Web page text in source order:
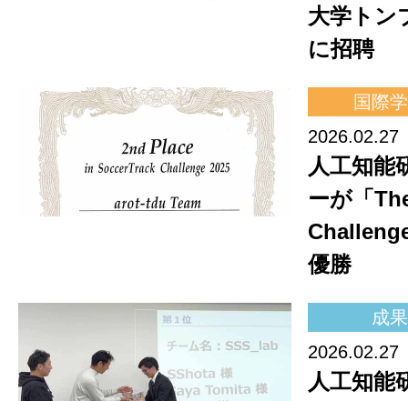
大学トン
に招聘
国際
2026.02.27
人工知能
ーが「
優勝
成果
2026.02.27
人工知能